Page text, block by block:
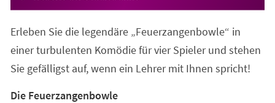
in
neuen
Tab)
Erleben Sie die legendäre „Feuerzangenbowle“ in
einer turbulenten Komödie für vier Spieler und stehen
Sie gefälligst auf, wenn ein Lehrer mit Ihnen spricht!
Die Feuerzangenbowle